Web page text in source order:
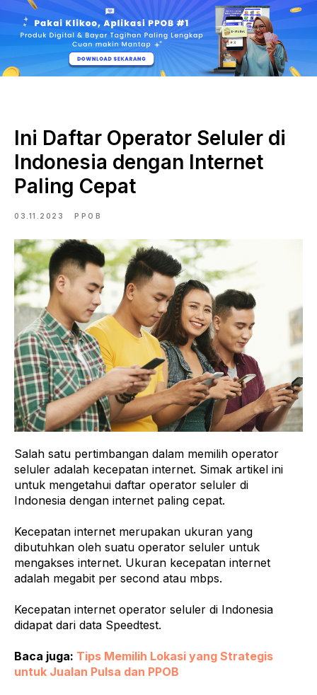
Ini Daftar Operator Seluler di
Indonesia dengan Internet
Paling Cepat
03.11.2023 PPOB
Salah satu pertimbangan dalam memilih operator
seluler adalah kecepatan internet. Simak artikel ini
untuk mengetahui daftar operator seluler di
Indonesia dengan internet paling cepat.
Kecepatan internet merupakan ukuran yang
dibutuhkan oleh suatu operator seluler untuk
mengakses internet. Ukuran kecepatan internet
adalah megabit per second atau mbps.
Kecepatan internet operator seluler di Indonesia
didapat dari data Speedtest.
Baca juga: Tips Memilih Lokasi yang Strategis
untuk Jualan Pulsa dan PPOB